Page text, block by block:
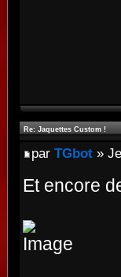
Re: Jaquettes Custom !
par TGbot »
Et encore